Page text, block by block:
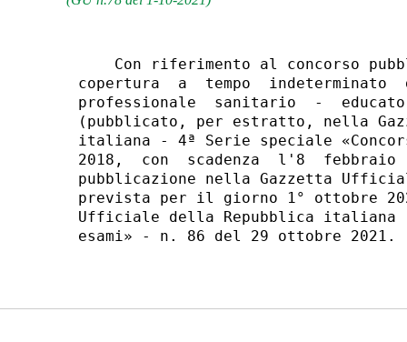
Con riferimento al concorso
copertura  a  tempo
professionale  sanitario  -
(pubblicato, per estratto, nella
italiana - 4ª Serie speciale
2018,  con  scadenza  l'8
pubblicazione nella Gazzetta
prevista per il giorno 1° ottobre
Ufficiale della Repubblica italiana
esami» - n. 86 del 29 ottobre 2021.